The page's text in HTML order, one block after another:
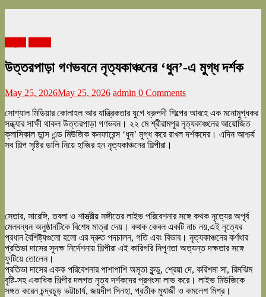
উত্তরপাড়া গণভবনে নৃত্যকাঞ্চনের ‘ধুন’-এ মুগ্ধ দর্শক
May 25, 2026May 25, 2026 admin 0 Comments
সোশ্যাল মিডিয়ার কোলাহল আর যান্ত্রিকতার যুগে ধ্রুপদী শিল্পের আবহে এক মনোমুগ্ধকর
সন্ধ্যার সাক্ষী থাকল উত্তরপাড়া গণভবন। ২২ মে শ্রীরামপুর নৃত্যকাঞ্চনের আয়োজিত
ক্লাসিকাল ডান্স এন্ড মিউজিক কনফারেন্স ‘ধুন’ মুগ্ধ করে রাখল দর্শকদের। এদিন আশ্চর্য
সব শিল্প সৃষ্টির ডালি নিয়ে হাজির হন নৃত্যকাঞ্চনের শিল্পীরা।
সেতার, সারেঙ্গি, তবলা ও শাস্ত্রীয় সঙ্গীতের লাইভ পরিবেশনার সঙ্গে কথক নৃত্যের অপূর্ব
মেলবন্ধন অনুষ্ঠানটিকে বিশেষ মাত্রা দেয়। কথক কেবল একটি নাচ নয়,এই নৃত্যের
প্রধান বৈশিষ্ট্যগুলো হলো এর দ্রুত পদচালন, গতি এবং বিভাব। নৃত্যকাঞ্চনের কর্ণধার
প্রতিভা দাসের সুদক্ষ নির্দেশনায় শিল্পীরা এই কারিগরি নিপুণতা অত্যন্ত দক্ষতার সঙ্গে
ফুটিয়ে তোলেন।
প্রতিভা দাসের একক পরিবেশনার পাশাপাশি অমৃতা কুন্ডু, শ্রেয়া দে, করিশমা সা, রিমঝিম
বৃষ্টি-সহ একাধিক শিল্পীর দলগত নৃত্য দর্শকদের প্রশংসা লাভ করে। লাইভ মিউজিকে
সঙ্গত করেন চন্দ্রচূড় ভট্টাচার্য, জয়দীপ সিনহা, প্রতীক মুখার্জী ও কমলেশ মিশ্র।